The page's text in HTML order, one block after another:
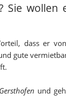
Sie wollen
dass er
gute
und